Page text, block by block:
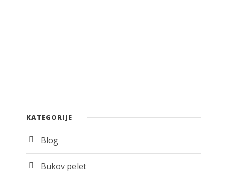
KATEGORIJE
Blog
Bukov pelet